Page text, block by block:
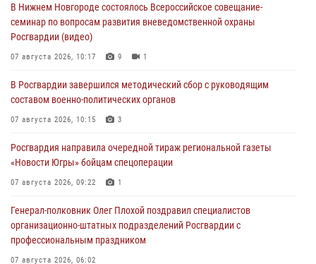
В Нижнем Новгороде состоялось Всероссийское совещание-
семинар по вопросам развития вневедомственной охраны
Росгвардии (видео)
07 августа 2026, 10:17 9 1
В Росгвардии завершился методический сбор с руководящим
составом военно-политических органов
07 августа 2026, 10:15 3
Росгвардия направила очередной тираж региональной газеты
«Новости Югры» бойцам спецоперации
07 августа 2026, 09:22 1
Генерал-полковник Олег Плохой поздравил специалистов
организационно-штатных подразделений Росгвардии с
профессиональным праздником
07 августа 2026, 06:02